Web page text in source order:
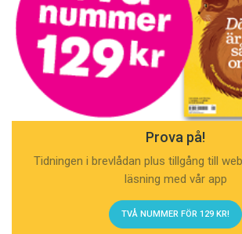
Prova på!
Tidningen i brevlådan plus tillgång till
läsning med vår app
TVÅ NUMMER FÖR 129 KR!